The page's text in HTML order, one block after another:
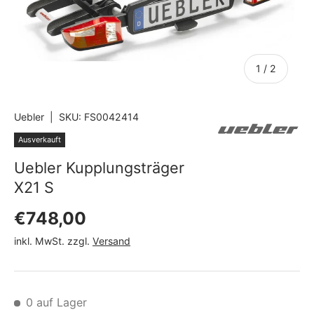
1 / von
2
Uebler SKU: FS0042414
Ausverkauft
Uebler Kupplungsträger
X21 S
Normaler Preis
€748,00
inkl. MwSt. zzgl. Versand
0 auf Lager